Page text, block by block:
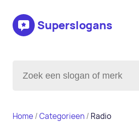
Superslogans
Home/Categorieen/ Radio